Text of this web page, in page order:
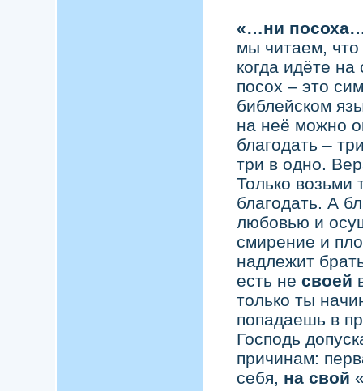
«…ни
мы читаем, что
когда идёте
посох – это
библейском
на неё можно
благодать –
три в одно.
Только возьми
благодать. А
любовью и
смирение и
надлежит
есть не своей
только ты
попадаешь в
Господь
причинам:
себя, на свой